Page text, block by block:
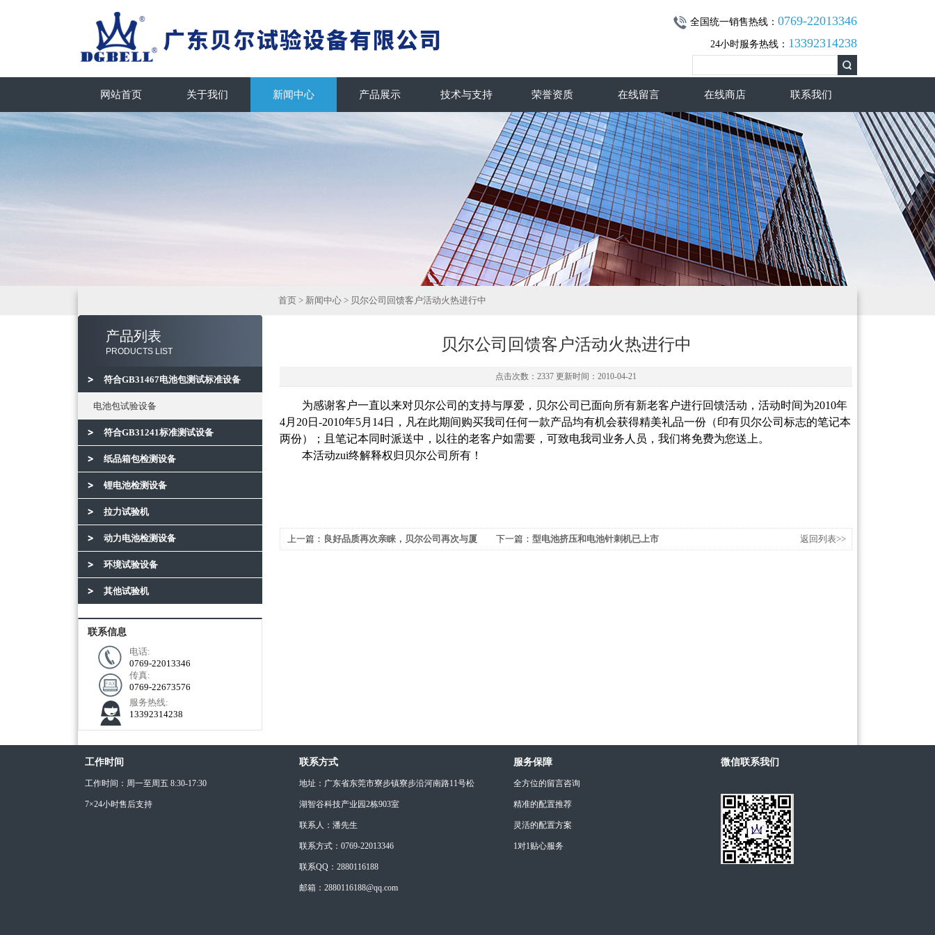
全国统一销售热线： 0769-22013346
24小时服务热线： 13392314238
网站首页 关于我们 新闻中心 产品展示 技术与支持 荣誉资质 在线留言 在线商店 联系我们
产品列表
PRODUCTS LIST
符合GB31467电池包测试标准设备
电池包试验设备
符合GB31241标准测试设备
纸品箱包检测设备
锂电池检测设备
拉力试验机
动力电池检测设备
环境试验设备
其他试验机
联系信息
电话:
0769-22013346
传真:
0769-22673576
服务热线:
13392314238
首页 > 新闻中心 > 贝尔公司回馈客户活动火热进行中
贝尔公司回馈客户活动火热进行中
点击次数：2337 更新时间：2010-04-21
为感谢客户一直以来对贝尔公司的支持与厚爱，贝尔公司已面向所有新老客户进行回馈活动，活动时间为2010年
4月20日 -2010年5月 14日，凡在此期间购买我司任何一款产品均有机会获得精美礼品一份（印有贝尔公司标志的笔记本
两份）；且笔记本同时派送中，以往的老客户如需要，可致电我司业务人员，我们将免费为您送上。
本活动zui终解释权归贝尔公司所有！
上一篇： 良好品质再次亲睐，贝尔公司再次与厦
下一篇： 型电池挤压和电池针刺机已上市 返回列表>>
工作时间
工作时间：周一至周五 8:30-17:30
7×24小时售后支持
联系方式
地址：广东省东莞市寮步镇寮步沿河南路11号松
湖智谷科技产业园2栋903室
联系人：潘先生
联系方式：0769-22013346
联系QQ：2880116188
邮箱：2880116188@qq.com
服务保障
全方位的留言咨询
精准的配置推荐
灵活的配置方案
1对1贴心服务
微信联系我们